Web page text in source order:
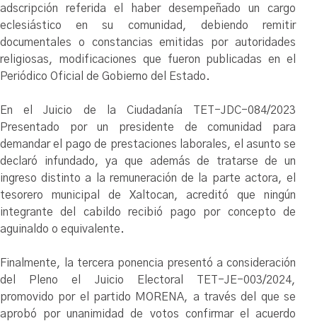
adscripción referida el haber desempeñado un cargo
eclesiástico en su comunidad, debiendo remitir
documentales o constancias emitidas por autoridades
religiosas, modificaciones que fueron publicadas en el
Periódico Oficial de Gobierno del Estado.
En el Juicio de la Ciudadanía TET-JDC-084/2023
Presentado por un presidente de comunidad para
demandar el pago de prestaciones laborales, el asunto se
declaró infundado, ya que además de tratarse de un
ingreso distinto a la remuneración de la parte actora, el
tesorero municipal de Xaltocan, acreditó que ningún
integrante del cabildo recibió pago por concepto de
aguinaldo o equivalente.
Finalmente, la tercera ponencia presentó a consideración
del Pleno el Juicio Electoral TET-JE-003/2024,
promovido por el partido MORENA, a través del que se
aprobó por unanimidad de votos confirmar el acuerdo